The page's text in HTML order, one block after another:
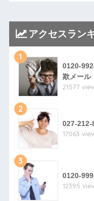
アクセスラン
1
0120-
欺メール
21577
2
027-
17063
3
0120-
12395